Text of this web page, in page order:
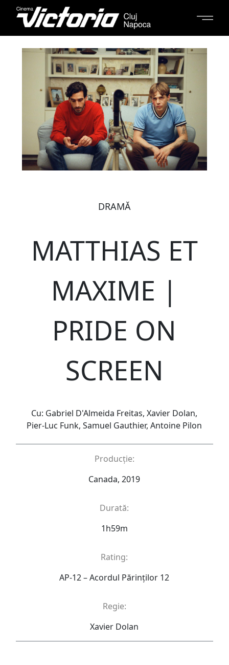
DRAMĂ
MATTHIAS ET
MAXIME |
PRIDE ON
SCREEN
Cu: Gabriel D'Almeida Freitas, Xavier Dolan,
Pier-Luc Funk, Samuel Gauthier, Antoine Pilon
Producție:
Canada, 2019
Durată:
1h59m
Rating:
AP-12 – Acordul Părinţilor 12
Regie:
Xavier Dolan